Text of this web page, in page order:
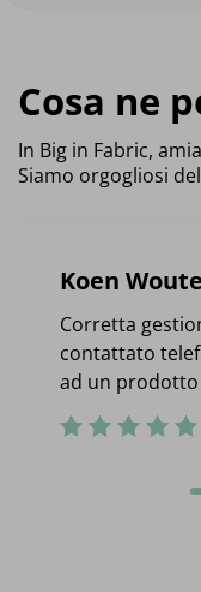
Cosa ne
In Big in Fabric,
Siamo orgogliosi
Koen
Corretta
contattato
ad un